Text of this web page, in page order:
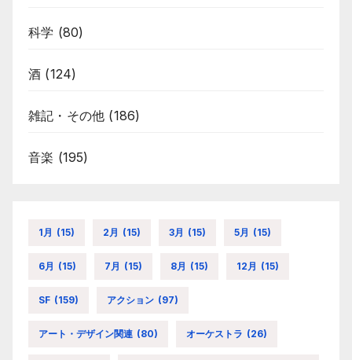
科学 (80)
酒 (124)
雑記・その他 (186)
音楽 (195)
1月 (15) 2月 (15) 3月 (15) 5月 (15)
6月 (15) 7月 (15) 8月 (15) 12月 (15)
SF (159) アクション (97)
アート・デザイン関連 (80) オーケストラ (26)